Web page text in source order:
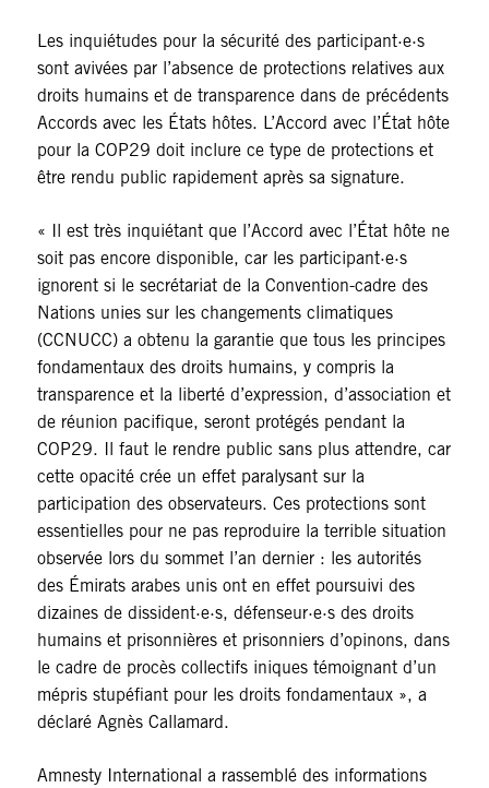
Les inquiétudes pour la sécurité des participant·e·s
sont avivées par l’absence de protections relatives aux
droits humains et de transparence dans de précédents
Accords avec les États hôtes. L’Accord avec l’État hôte
pour la COP29 doit inclure ce type de protections et
être rendu public rapidement après sa signature.
« Il est très inquiétant que l’Accord avec l’État hôte ne
soit pas encore disponible, car les participant·e·s
ignorent si le secrétariat de la Convention-cadre des
Nations unies sur les changements climatiques
(CCNUCC) a obtenu la garantie que tous les principes
fondamentaux des droits humains, y compris la
transparence et la liberté d’expression, d’association et
de réunion pacifique, seront protégés pendant la
COP29. Il faut le rendre public sans plus attendre, car
cette opacité crée un effet paralysant sur la
participation des observateurs. Ces protections sont
essentielles pour ne pas reproduire la terrible situation
observée lors du sommet l’an dernier : les autorités
des Émirats arabes unis ont en effet poursuivi des
dizaines de dissident·e·s, défenseur·e·s des droits
humains et prisonnières et prisonniers d’opinons, dans
le cadre de procès collectifs iniques témoignant d’un
mépris stupéfiant pour les droits fondamentaux », a
déclaré Agnès Callamard.
Amnesty International a rassemblé des informations